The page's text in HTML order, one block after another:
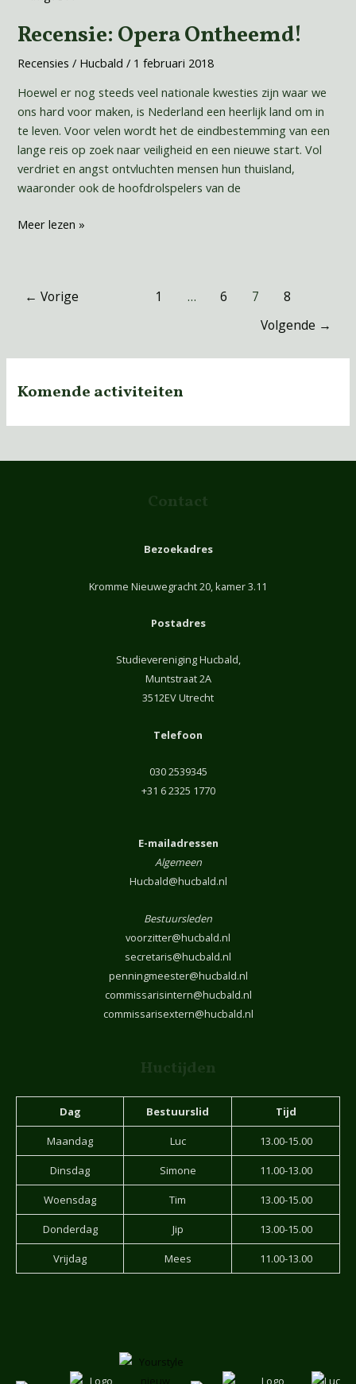
Recensie: Opera Ontheemd!
Recensies / Hucbald/ 1 februari 2018
Hoewel er nog steeds veel nationale kwesties zijn waar we
ons hard voor maken, is Nederland een heerlijk land om in
te leven. Voor velen wordt het de eindbestemming van een
lange reis op zoek naar veiligheid en een nieuwe start. Vol
verdriet en angst ontvluchten mensen hun thuisland,
waaronder ook de hoofdrolspelers van de
Ontheemd!
Meer lezen »
← Vorige 1 … 6 7
8
Volgende →
Komende activiteiten
Contact
Bezoekadres
Kromme Nieuwegracht 20, kamer 3.11
Postadres
Studievereniging Hucbald,
Muntstraat 2A
3512EV Utrecht
Telefoon
030 2539345
+31 6 2325 1770
E-mailadressen
Algemeen
Hucbald@hucbald.nl
Bestuursleden
voorzitter@hucbald.nl
secretaris@hucbald.nl
penningmeester@hucbald.nl
commissarisintern@hucbald.nl
commissarisextern@hucbald.nl
Huctijden
Dag Bestuurslid Tijd
Maandag Luc 13.00-15.00
Dinsdag Simone 11.00-13.00
Woensdag Tim 13.00-15.00
Donderdag Jip 13.00-15.00
Vrijdag Mees 11.00-13.00